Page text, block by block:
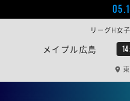
メイプル広島
リーグH